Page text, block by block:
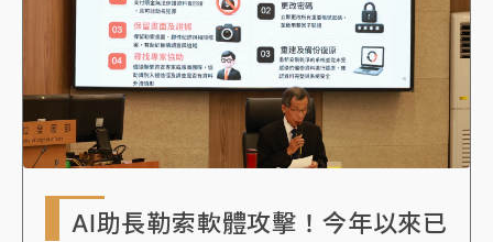
AI助長勒索軟體攻擊！今年以來已